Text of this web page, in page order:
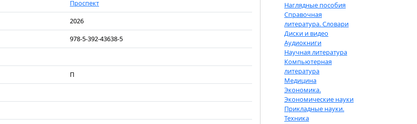
Проспект
2026
978-5-392-43638-5
П
Наглядные пособия
Справочная
литература. Словари
Диски и видео
Аудиокниги
Научная литература
Компьютерная
литература
Медицина
Экономика.
Экономические науки
Прикладные науки.
Техника